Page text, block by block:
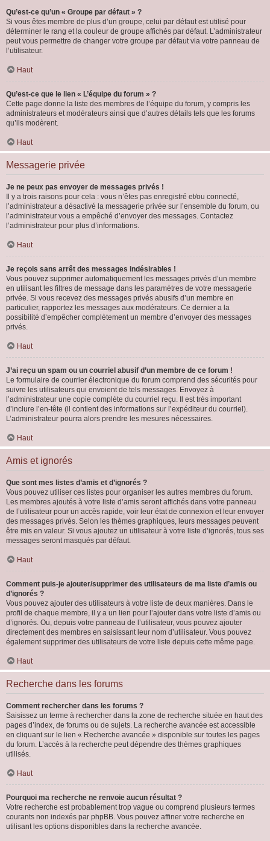
Qu’est-ce qu’un « Groupe par défaut » ?
Si vous êtes membre de plus d’un groupe, celui par défaut est utilisé pour
déterminer le rang et la couleur de groupe affichés par défaut. L’administrateur
peut vous permettre de changer votre groupe par défaut via votre panneau de
l’utilisateur.
Haut
Qu’est-ce que le lien « L’équipe du forum » ?
Cette page donne la liste des membres de l’équipe du forum, y compris les
administrateurs et modérateurs ainsi que d’autres détails tels que les forums
qu’ils modèrent.
Haut
Messagerie privée
Je ne peux pas envoyer de messages privés !
Il y a trois raisons pour cela : vous n’êtes pas enregistré et/ou connecté,
l’administrateur a désactivé la messagerie privée sur l’ensemble du forum, ou
l’administrateur vous a empêché d’envoyer des messages. Contactez
l’administrateur pour plus d’informations.
Haut
Je reçois sans arrêt des messages indésirables !
Vous pouvez supprimer automatiquement les messages privés d’un membre
en utilisant les filtres de message dans les paramètres de votre messagerie
privée. Si vous recevez des messages privés abusifs d’un membre en
particulier, rapportez les messages aux modérateurs. Ce dernier a la
possibilité d’empêcher complètement un membre d’envoyer des messages
privés.
Haut
J’ai reçu un spam ou un courriel abusif d’un membre de ce forum !
Le formulaire de courrier électronique du forum comprend des sécurités pour
suivre les utilisateurs qui envoient de tels messages. Envoyez à
l’administrateur une copie complète du courriel reçu. Il est très important
d’inclure l’en-tête (il contient des informations sur l’expéditeur du courriel).
L’administrateur pourra alors prendre les mesures nécessaires.
Haut
Amis et ignorés
Que sont mes listes d’amis et d’ignorés ?
Vous pouvez utiliser ces listes pour organiser les autres membres du forum.
Les membres ajoutés à votre liste d’amis seront affichés dans votre panneau
de l’utilisateur pour un accès rapide, voir leur état de connexion et leur envoyer
des messages privés. Selon les thèmes graphiques, leurs messages peuvent
être mis en valeur. Si vous ajoutez un utilisateur à votre liste d’ignorés, tous ses
messages seront masqués par défaut.
Haut
Comment puis-je ajouter/supprimer des utilisateurs de ma liste d’amis ou
d’ignorés ?
Vous pouvez ajouter des utilisateurs à votre liste de deux manières. Dans le
profil de chaque membre, il y a un lien pour l’ajouter dans votre liste d’amis ou
d’ignorés. Ou, depuis votre panneau de l’utilisateur, vous pouvez ajouter
directement des membres en saisissant leur nom d’utilisateur. Vous pouvez
également supprimer des utilisateurs de votre liste depuis cette même page.
Haut
Recherche dans les forums
Comment rechercher dans les forums ?
Saisissez un terme à rechercher dans la zone de recherche située en haut des
pages d’index, de forums ou de sujets. La recherche avancée est accessible
en cliquant sur le lien « Recherche avancée » disponible sur toutes les pages
du forum. L’accès à la recherche peut dépendre des thèmes graphiques
utilisés.
Haut
Pourquoi ma recherche ne renvoie aucun résultat ?
Votre recherche est probablement trop vague ou comprend plusieurs termes
courants non indexés par phpBB. Vous pouvez affiner votre recherche en
utilisant les options disponibles dans la recherche avancée.